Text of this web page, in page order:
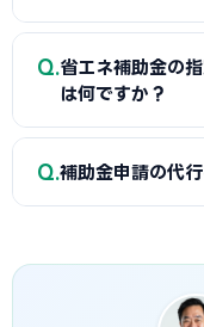
る組み合わせが一般
分の事前確認をお勧
A
省エネ補助金（
ビズIDプライム・省
メーカーまたは省エ
会議所で対象設備・
Q 省エネ補助金の
は何ですか？
A
指定設備導入事業
Q 補助金申請の代
す。当サイトでは帯